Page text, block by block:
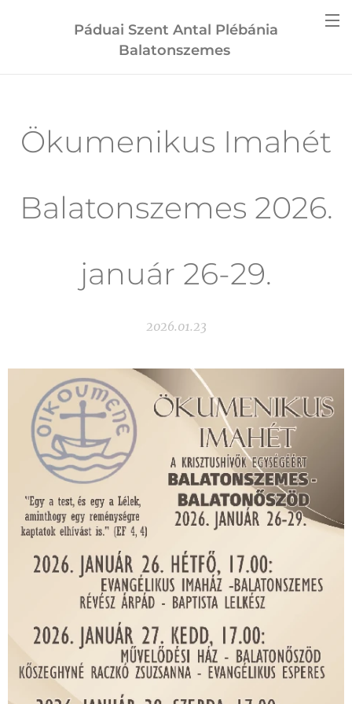
Páduai Szent Antal Plébánia
Balatonszemes
Ökumenikus Imahét
Balatonszemes 2026.
január 26-29.
2026.01.23